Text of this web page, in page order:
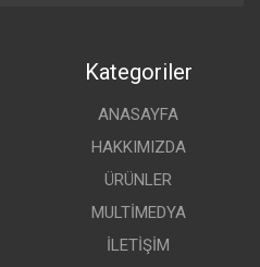
Kategoriler
ANASAYFA
HAKKIMIZDA
ÜRÜNLER
MULTİMEDYA
İLETİŞİM